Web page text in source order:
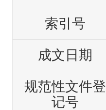
索引号
成文日期
规范性文件登
记号